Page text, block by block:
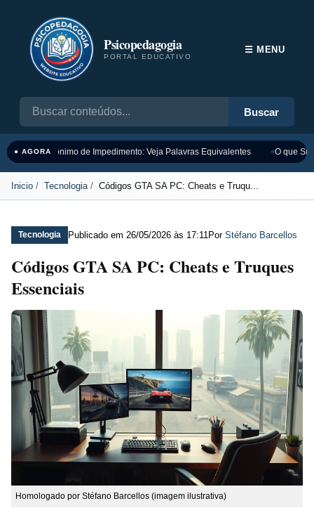
Psicopedagogia
PORTAL EDUCATIVO
Buscar
☰ MENU
● AGORASinônimo de Impedimento: Veja Palavras Equivalentes O que
Inicio Tecnologia Códigos GTA SA PC: Cheats e Truqu...
Tecnologia Publicado em 26/05/2026 às 17:11 Por Stéfano Barcellos
Códigos GTA SA PC: Cheats e Truques
Essenciais
Homologado por Stéfano Barcellos (imagem ilustrativa)